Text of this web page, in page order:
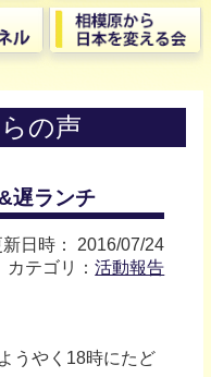
の声
遅ランチ
新日時： 2016/07/24
カテゴリ：活動報告
うやく18時にたど